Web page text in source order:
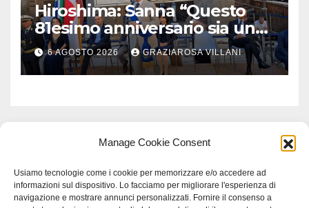
Manage Cookie Consent
Usiamo tecnologie come i cookie per memorizzare e/o accedere ad
informazioni sul dispositivo. Lo facciamo per migliorare l'esperienza di
navigazione e mostrare annunci personalizzati. Fornire il consenso a
Hiroshima: Sanna “Questo
81esimo anniversario sia un
monito per tutti”
6 AGOSTO 2026 GRAZIAROSA VILLANI